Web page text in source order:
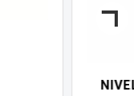
NIVELCONT PKK —